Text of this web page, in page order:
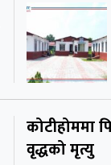
कोटीहोममा
वृद्धको मृत्यु